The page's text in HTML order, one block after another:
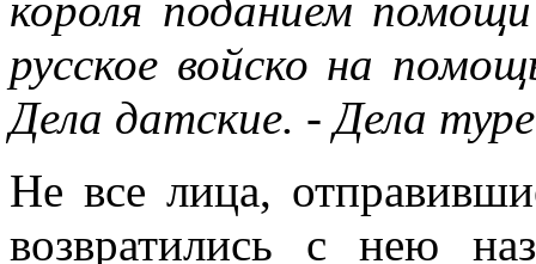
короля поданием
русское войско на
Дела датские. - Дела
Не все лица,
возвратились с нею